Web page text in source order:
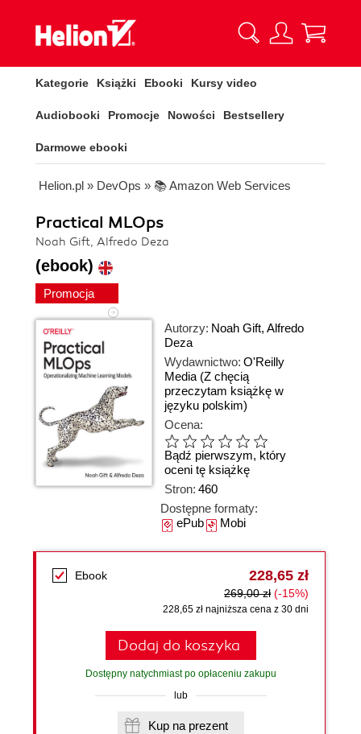
Kategorie Książki Ebooki Kursy video
Audiobooki Promocje Nowości Bestsellery
Darmowe ebooki
Helion.pl » DevOps » 📚 Amazon Web Services
Practical MLOps
Noah Gift, Alfredo Deza
(ebook)
Promocja
Autorzy: Noah Gift, Alfredo
Deza
Wydawnictwo: O'Reilly
Media (Z chęcią
przeczytam książkę w
języku polskim)
Ocena:
Bądź pierwszym, który
oceni tę książkę
Stron: 460
Dostępne formaty:
ePubMobi
Ebook 228,65 zł
269,00 zł (-15%)
228,65 zł najniższa cena z 30 dni
Dodaj do koszyka
Dostępny natychmiast po opłaceniu zakupu
lub
Kup na prezent